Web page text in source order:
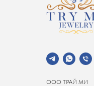
ООО ТРАЙ МИ